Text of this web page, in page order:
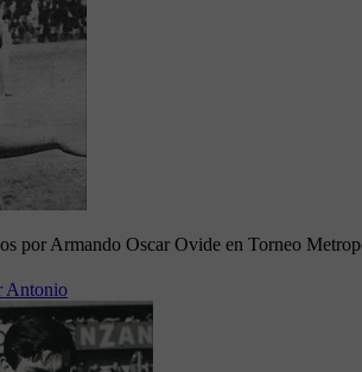
por Armando Oscar Ovide en Torneo
Antonio